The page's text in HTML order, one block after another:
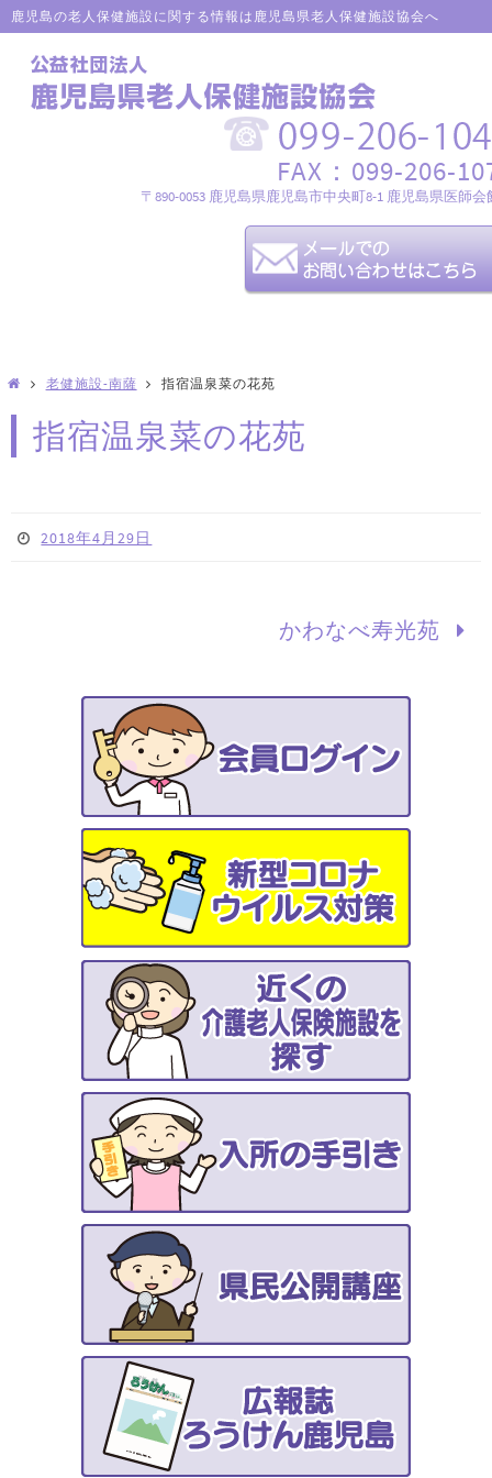
鹿児島の老人保健施設に関する情報は鹿児島県老人保健施設協会へ
FAX：099-206-
〒890-0053 鹿児島県鹿児島市中央町8-1 鹿児島県医師会
老健施設-南薩 指宿温泉菜の花苑
指宿温泉菜の花苑
2018年4月29日
かわなべ寿光苑